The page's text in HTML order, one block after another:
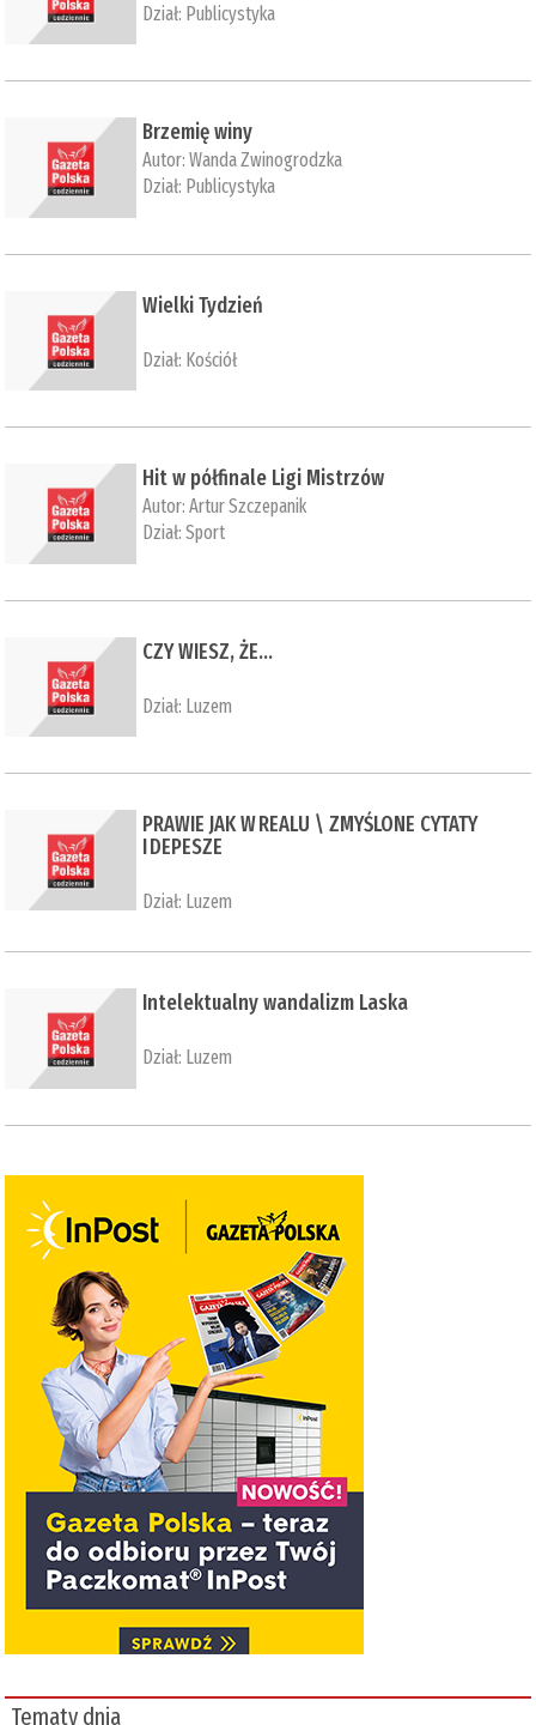
Dział: Publicystyka
Brzemię winy
Autor:Wanda Zwinogrodzka
Dział: Publicystyka
Wielki Tydzień
Dział: Kościół
Hit w półfinale Ligi Mistrzów
Autor:Artur Szczepanik
Dział:Sport
CZY WIESZ, ŻE…
Dział: Luzem
PRAWIE JAK W REALU \ ZMYŚLONE CYTATY
I DEPESZE
Dział: Luzem
Intelektualny wandalizm Laska
Dział: Luzem
Tematy dnia